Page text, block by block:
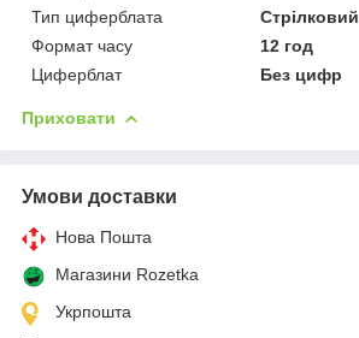
Тип циферблата
Стрілковий
Формат часу
12 год
Циферблат
Без цифр
Приховати
Умови доставки
Нова Пошта
Магазини Rozetka
Укрпошта